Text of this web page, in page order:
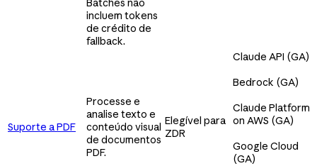
incluem tokens
de crédito de
fallback.
Suporte a PDF
Processe e
analise texto e
conteúdo visual
de documentos
PDF.
Elegível para
ZDR
Claude API (GA)
Bedrock (GA)
Claude Platform
on AWS (GA)
Google Cloud
(GA)